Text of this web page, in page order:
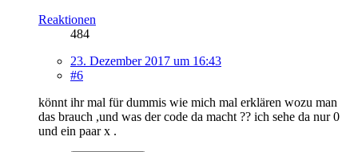
Reaktionen
484
23. Dezember 2017 um 16:43
#6
könnt ihr mal für dummis wie mich mal erklären wozu man
das brauch ,und was der code da macht ?? ich sehe da nur 0
und ein paar x .